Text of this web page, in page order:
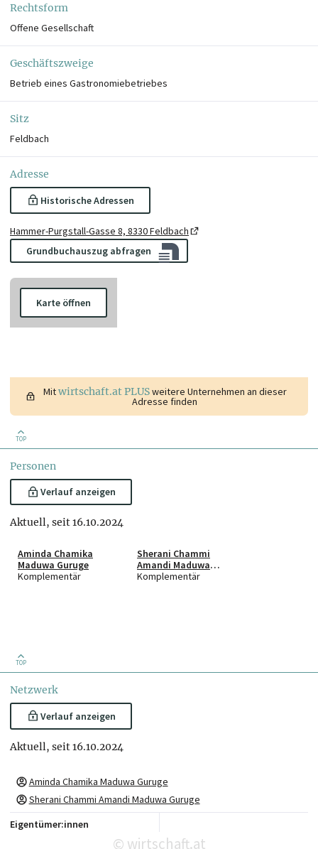
Rechtsform
Offene Gesellschaft
Geschäftszweige
Betrieb eines Gastronomiebetriebes
Sitz
Feldbach
Adresse
Historische Adressen
Hammer-Purgstall-Gasse 8, 8330 Feldbach
Grundbuchauszug abfragen
Karte öffnen
Mitwirtschaft.at PLUSweitere Unternehmen an dieser
Adresse finden
TOP
Personen
Verlauf anzeigen
Aktuell, seit 16.10.2024
Aminda Chamika
Maduwa Guruge
Komplementär
Sherani Chammi
Amandi Maduwa
Guruge
Komplementär
TOP
Netzwerk
Verlauf anzeigen
Aktuell, seit 16.10.2024
Aminda Chamika Maduwa Guruge
Sherani Chammi Amandi Maduwa Guruge
Eigentümer:innen
© wirtschaft.at